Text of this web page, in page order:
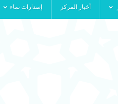
أخبار المركز إصدارات نماء